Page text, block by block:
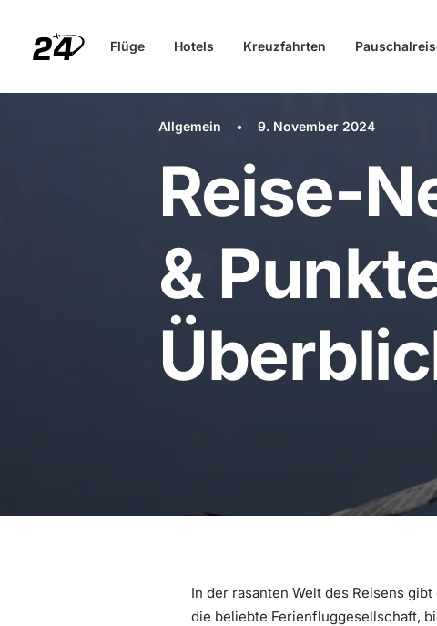
Flüge Hotels Kreuzfahrten
Allgemein • 9. November 2024
Reise-
&
In der rasanten Welt des Reisens
die beliebte Ferienfluggesellschaft,